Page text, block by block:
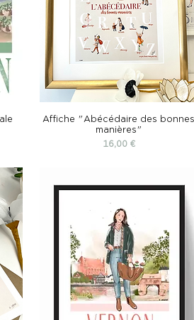
Affiche "Abécédaire des bonnes
manières"
Prix
16,00 €